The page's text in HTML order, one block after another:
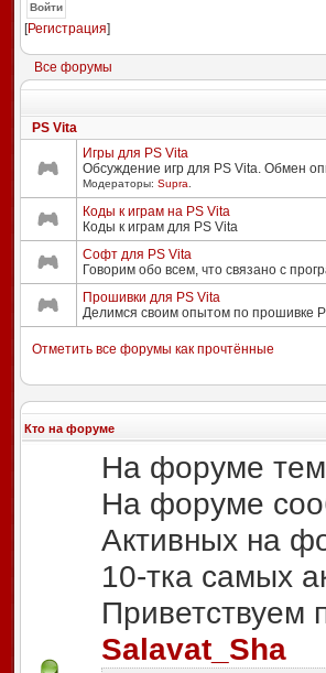
Войти
[Регистрация]
Все форумы
PS Vita
Игры для PS Vita
Обсуждение игр для PS Vita. Обмен
Модераторы: Supra
Коды к играм на PS Vita
Коды к играм для PS Vita
Софт для PS Vita
Говорим обо всем, что связано с
Прошивки для PS Vita
Делимся своим опытом по прошивке
Отметить все форумы как прочтённые
Кто на форуме
На форуме
На форуме
Активных на
10-тка самых
Приветствуем
Salavat_Sha